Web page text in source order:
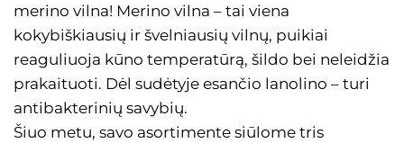
merino vilna! Merino vilna – tai viena
kokybiškiausių ir švelniausių vilnų, puikiai
reaguliuoja kūno temperatūrą, šildo bei neleidžia
prakaituoti. Dėl sudėtyje esančio lanolino – turi
antibakterinių savybių.
Šiuo metu, savo asortimente siūlome tris